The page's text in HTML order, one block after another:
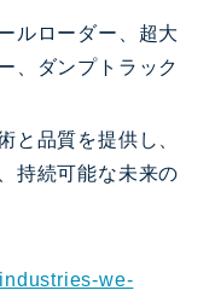
ルローダー、超大
、ダンプトラック
と品質を提供し、
持続可能な未来の
we-